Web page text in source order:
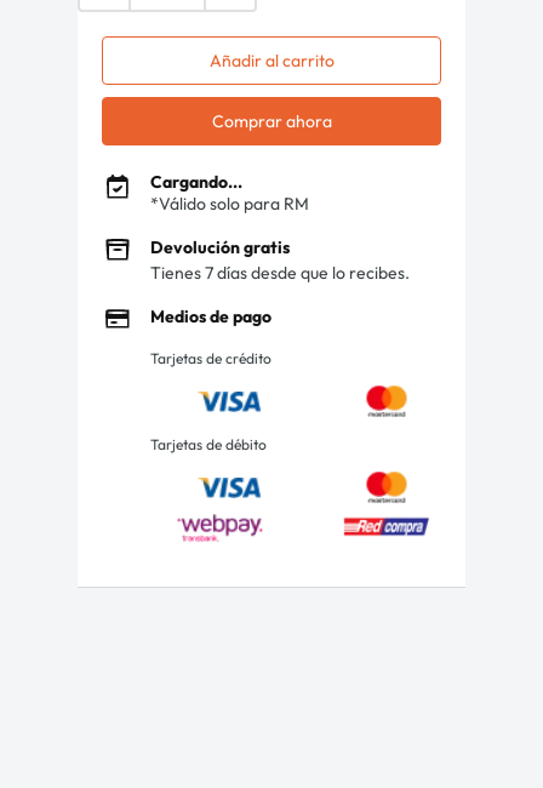
Añadir al carrito
Comprar ahora
Cargando...
*Válido solo para RM
Devolución gratis
Tienes 7 días desde que lo recibes.
Medios de pago
Tarjetas de crédito
Tarjetas de débito